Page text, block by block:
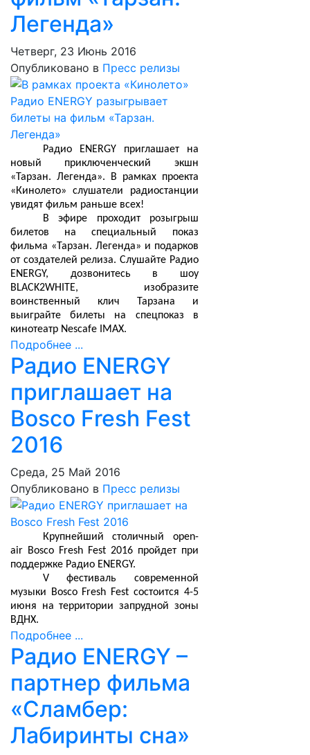
Легенда»
Четверг, 23 Июнь 2016
Опубликовано в Пресс релизы
Радио ENERGY приглашает на
новый приключенческий экшн
«Тарзан. Легенда». В рамках проекта
«Кинолето» слушатели радиостанции
увидят фильм раньше всех!
В эфире проходит розыгрыш
билетов на специальный показ
фильма «Тарзан. Легенда» и подарков
от создателей релиза. Слушайте Радио
ENERGY, дозвонитесь в шоу
BLACK2WHITE, изобразите
воинственный клич Тарзана и
выиграйте билеты на спецпоказ в
кинотеатр Nescafe IMAX.
Подробнее ...
Радио ENERGY
приглашает на
Bosco Fresh Fest
2016
Среда, 25 Май 2016
Опубликовано в Пресс релизы
Крупнейший столичный open-
air Bosco Fresh Fest 2016 пройдет при
поддержке Радио ENERGY.
V фестиваль современной
музыки Bosco Fresh Fest состоится 4-5
июня на территории запрудной зоны
ВДНХ.
Подробнее ...
Радио ENERGY –
партнер фильма
«Сламбер:
Лабиринты сна»